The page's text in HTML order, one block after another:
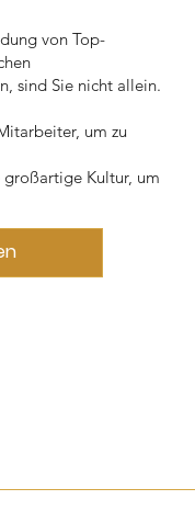
von Top-
sind Sie nicht allein.
um zu
Kultur, um